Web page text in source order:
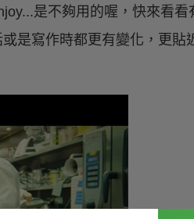
是不夠用的喔，快來看看
是寫作時都更有變化，更貼